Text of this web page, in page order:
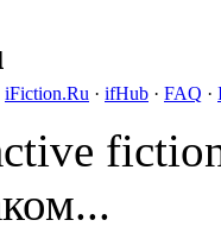
iFiction.Ru · ifHub · FAQ ·